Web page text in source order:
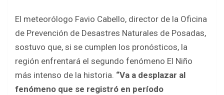
El meteorólogo Favio Cabello, director de la Oficina
de Prevención de Desastres Naturales de Posadas,
sostuvo que, si se cumplen los pronósticos, la
región enfrentará el segundo fenómeno El Niño
más intenso de la historia. “Va a desplazar al
fenómeno que se registró en período